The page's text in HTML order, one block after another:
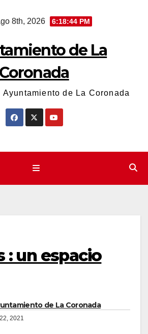
8th, 2026 6:18:44 PM
de La
Coronada
de La Coronada
: un espacio
de La Coronada
2021